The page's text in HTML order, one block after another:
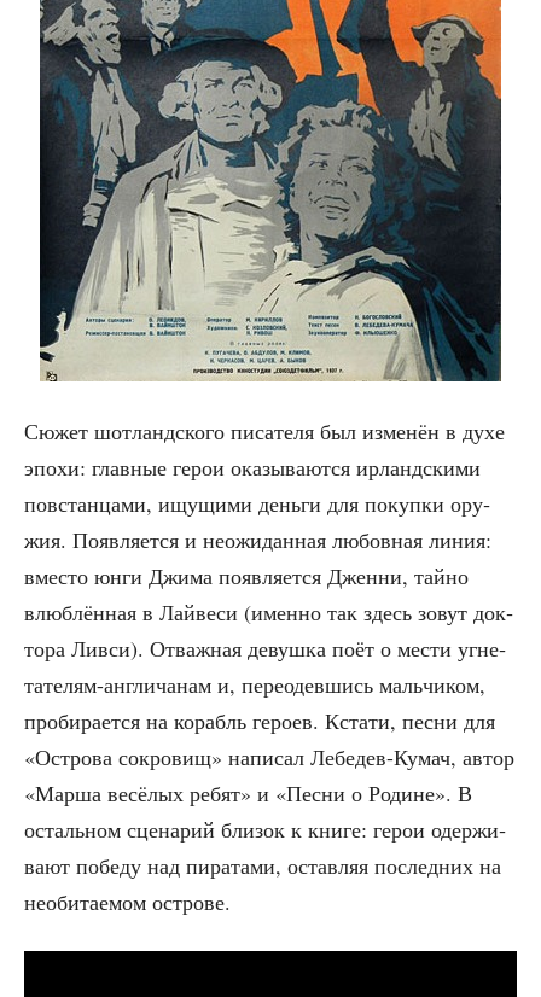
Сюжет шот­ланд­ско­го писа­те­ля был изме­нён в духе
эпо­хи: глав­ные герои ока­зы­ва­ют­ся ирланд­ски­ми
повстан­ца­ми, ищу­щи­ми день­ги для покуп­ки ору­
жия. Появ­ля­ет­ся и неожи­дан­ная любов­ная линия:
вме­сто юнги Джи­ма появ­ля­ет­ся Джен­ни, тай­но
влюб­лён­ная в Лай­ве­си (имен­но так здесь зовут док­
то­ра Ливси). Отваж­ная девуш­ка поёт о мести угне­
та­те­лям-англи­ча­нам и, пере­одев­шись маль­чи­ком,
про­би­ра­ет­ся на корабль геро­ев. Кста­ти, пес­ни для
«Ост­ро­ва сокро­вищ» напи­сал Лебе­дев-Кумач, автор
«Мар­ша весё­лых ребят» и «Пес­ни о Родине». В
осталь­ном сце­на­рий бли­зок к кни­ге: герои одер­жи­
ва­ют побе­ду над пира­та­ми, остав­ляя послед­них на
необи­та­е­мом острове.